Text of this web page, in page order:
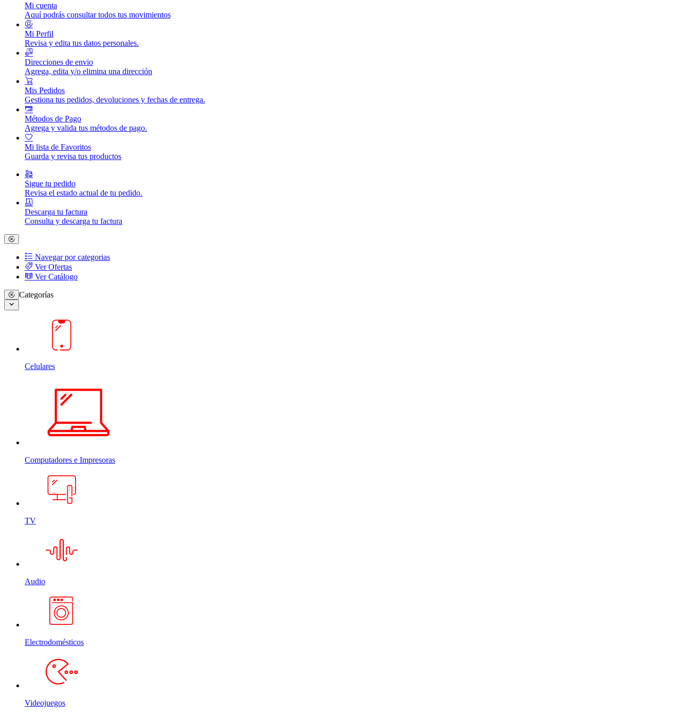
Mi cuenta
Aquí podrás consultar todos tus movimientos
Mi Perfil
Revisa y edita tus datos personales.
Direcciones de envio
Agrega, edita y/o elimina una dirección
Mis Pedidos
Gestiona tus pedidos, devoluciones y fechas de entrega.
Métodos de Pago
Agrega y valida tus métodos de pago.
Mi lista de Favoritos
Guarda y revisa tus productos
Sigue tu pedido
Revisa el estado actual de tu pedido.
Descarga tu factura
Consulta y descarga tu factura
Navegar por categorias
Ver Ofertas
Ver Catálogo
Categorías
Celulares
Computadores e Impresoras
TV
Audio
Electrodomésticos
Videojuegos